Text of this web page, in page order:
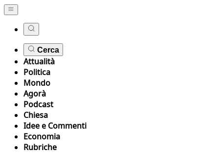
Cerca
Attualità
Politica
Mondo
Agorà
Podcast
Chiesa
Idee e Commenti
Economia
Rubriche